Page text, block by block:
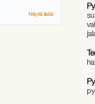
Näytä lisää